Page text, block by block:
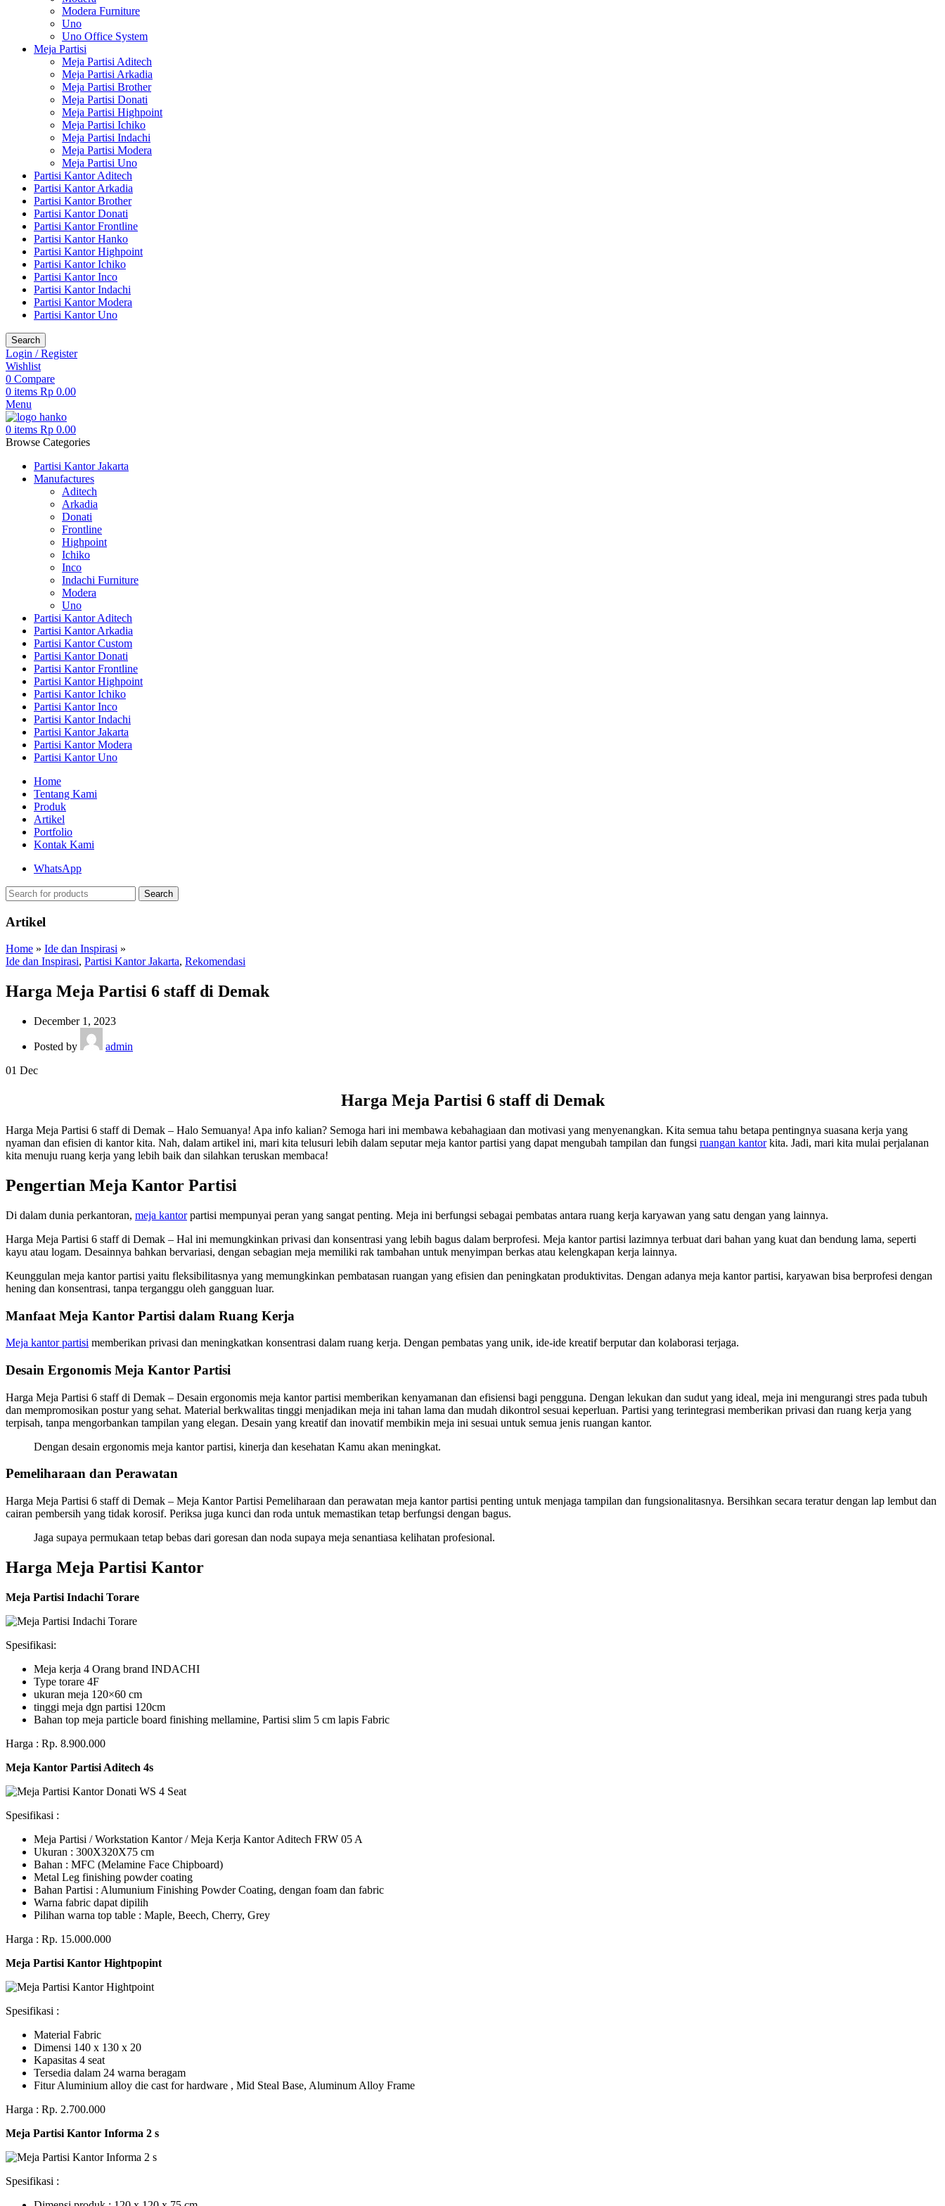
Modera Furniture
Uno
Uno Office System
Meja Partisi
Meja Partisi Aditech
Meja Partisi Arkadia
Meja Partisi Brother
Meja Partisi Donati
Meja Partisi Highpoint
Meja Partisi Ichiko
Meja Partisi Indachi
Meja Partisi Modera
Meja Partisi Uno
Partisi Kantor Aditech
Partisi Kantor Arkadia
Partisi Kantor Brother
Partisi Kantor Donati
Partisi Kantor Frontline
Partisi Kantor Hanko
Partisi Kantor Highpoint
Partisi Kantor Ichiko
Partisi Kantor Inco
Partisi Kantor Indachi
Partisi Kantor Modera
Partisi Kantor Uno
Search
Login / Register
Wishlist
0 Compare
0 items Rp 0.00
Menu
0 items Rp 0.00
Browse Categories
Partisi Kantor Jakarta
Manufactures
Aditech
Arkadia
Donati
Frontline
Highpoint
Ichiko
Inco
Indachi Furniture
Modera
Uno
Partisi Kantor Aditech
Partisi Kantor Arkadia
Partisi Kantor Custom
Partisi Kantor Donati
Partisi Kantor Frontline
Partisi Kantor Highpoint
Partisi Kantor Ichiko
Partisi Kantor Inco
Partisi Kantor Indachi
Partisi Kantor Jakarta
Partisi Kantor Modera
Partisi Kantor Uno
Home
Tentang Kami
Produk
Artikel
Portfolio
Kontak Kami
WhatsApp
Search
Artikel
Home » Ide dan Inspirasi »
Ide dan Inspirasi, Partisi Kantor Jakarta, Rekomendasi
Harga Meja Partisi 6 staff di Demak
December 1, 2023
Posted by
admin
01 Dec
Harga Meja Partisi 6 staff di Demak
Harga Meja Partisi 6 staff di Demak – Halo Semuanya! Apa info kalian? Semoga hari ini membawa kebahagiaan dan motivasi yang menyenangkan. Kita semua tahu betapa pentingnya suasana kerja yang
nyaman dan efisien di kantor kita. Nah, dalam artikel ini, mari kita telusuri lebih dalam seputar meja kantor partisi yang dapat mengubah tampilan dan fungsi ruangan kantorkita. Jadi, mari kita mulai perjalanan
kita menuju ruang kerja yang lebih baik dan silahkan teruskan membaca!
Pengertian Meja Kantor Partisi
Di dalam dunia perkantoran, meja kantorpartisi mempunyai peran yang sangat penting. Meja ini berfungsi sebagai pembatas antara ruang kerja karyawan yang satu dengan yang lainnya.
Harga Meja Partisi 6 staff di Demak – Hal ini memungkinkan privasi dan konsentrasi yang lebih bagus dalam berprofesi. Meja kantor partisi lazimnya terbuat dari bahan yang kuat dan bendung lama, seperti
kayu atau logam. Desainnya bahkan bervariasi, dengan sebagian meja memiliki rak tambahan untuk menyimpan berkas atau kelengkapan kerja lainnya.
Keunggulan meja kantor partisi yaitu fleksibilitasnya yang memungkinkan pembatasan ruangan yang efisien dan peningkatan produktivitas. Dengan adanya meja kantor partisi, karyawan bisa berprofesi dengan
hening dan konsentrasi, tanpa terganggu oleh gangguan luar.
Manfaat Meja Kantor Partisi dalam Ruang Kerja
Meja kantor partisi memberikan privasi dan meningkatkan konsentrasi dalam ruang kerja. Dengan pembatas yang unik, ide-ide kreatif berputar dan kolaborasi terjaga.
Desain Ergonomis Meja Kantor Partisi
Harga Meja Partisi 6 staff di Demak – Desain ergonomis meja kantor partisi memberikan kenyamanan dan efisiensi bagi pengguna. Dengan lekukan dan sudut yang ideal, meja ini mengurangi stres pada tubuh
dan mempromosikan postur yang sehat. Material berkwalitas tinggi menjadikan meja ini tahan lama dan mudah dikontrol sesuai keperluan. Partisi yang terintegrasi memberikan privasi dan ruang kerja yang
terpisah, tanpa mengorbankan tampilan yang elegan. Desain yang kreatif dan inovatif membikin meja ini sesuai untuk semua jenis ruangan kantor.
Dengan desain ergonomis meja kantor partisi, kinerja dan kesehatan Kamu akan meningkat.
Pemeliharaan dan Perawatan
Harga Meja Partisi 6 staff di Demak – Meja Kantor Partisi Pemeliharaan dan perawatan meja kantor partisi penting untuk menjaga tampilan dan fungsionalitasnya. Bersihkan secara teratur dengan lap lembut dan
cairan pembersih yang tidak korosif. Periksa juga kunci dan roda untuk memastikan tetap berfungsi dengan bagus.
Jaga supaya permukaan tetap bebas dari goresan dan noda supaya meja senantiasa kelihatan profesional.
Harga Meja Partisi Kantor
Meja Partisi Indachi Torare
Spesifikasi:
Meja kerja 4 Orang brand INDACHI
Type torare 4F
ukuran meja 120×60 cm
tinggi meja dgn partisi 120cm
Bahan top meja particle board finishing mellamine, Partisi slim 5 cm lapis Fabric
Harga : Rp. 8.900.000
Meja Kantor Partisi Aditech 4s
Spesifikasi :
Meja Partisi / Workstation Kantor / Meja Kerja Kantor Aditech FRW 05 A
Ukuran : 300X320X75 cm
Bahan : MFC (Melamine Face Chipboard)
Metal Leg finishing powder coating
Bahan Partisi : Alumunium Finishing Powder Coating, dengan foam dan fabric
Warna fabric dapat dipilih
Pilihan warna top table : Maple, Beech, Cherry, Grey
Harga : Rp. 15.000.000
Meja Partisi Kantor Hightpopint
Spesifikasi :
Material Fabric
Dimensi 140 x 130 x 20
Kapasitas 4 seat
Tersedia dalam 24 warna beragam
Fitur Aluminium alloy die cast for hardware , Mid Steal Base, Aluminum Alloy Frame
Harga : Rp. 2.700.000
Meja Partisi Kantor Informa 2 s
Spesifikasi :